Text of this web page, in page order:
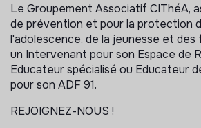
Le Groupement Associatif CIThéA,
de prévention et pour la protection
l'adolescence, de la jeunesse et des
un Intervenant pour son Espace de
Educateur spécialisé ou Educateur
pour son ADF 91.
REJOIGNEZ-NOUS !